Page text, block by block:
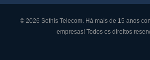
© 2026 Sothis Telecom. Há mais de 15 anos
empresas! Todos os direitos